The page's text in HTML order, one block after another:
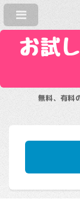
お試
無料、有料